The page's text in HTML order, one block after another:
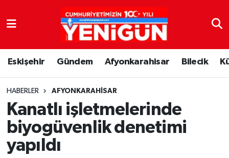
Eskişehir Gündem Afyonkarahisar Bilecik
HABERLER AFYONKARAHISAR
Kanatlı işletmelerinde
biyogüvenlik denetimi
yapıldı
Nöbetçi Eczaneler
Hava Durumu
Trafik Durumu
Süper Lig Puan Durumu ve Fikstür
Tüm Manşetler